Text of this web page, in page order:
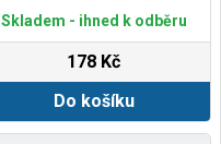
Skladem - ihned k odběru
178 Kč
Do košíku